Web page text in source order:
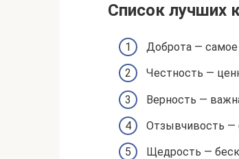
Список лучших
Доброта —
Честность —
Верность —
Отзывчивость —
Щедрость —